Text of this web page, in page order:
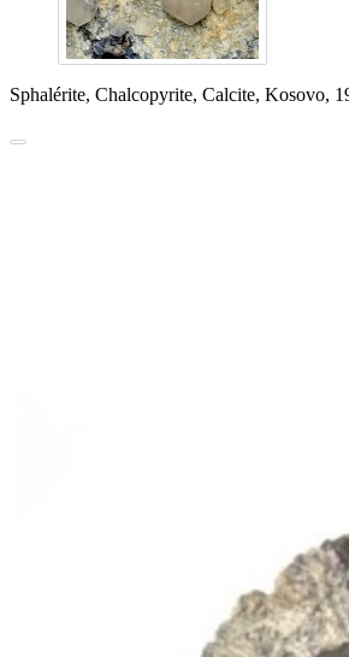
Sphalérite, Chalcopyrite, Calcite, Kosovo,